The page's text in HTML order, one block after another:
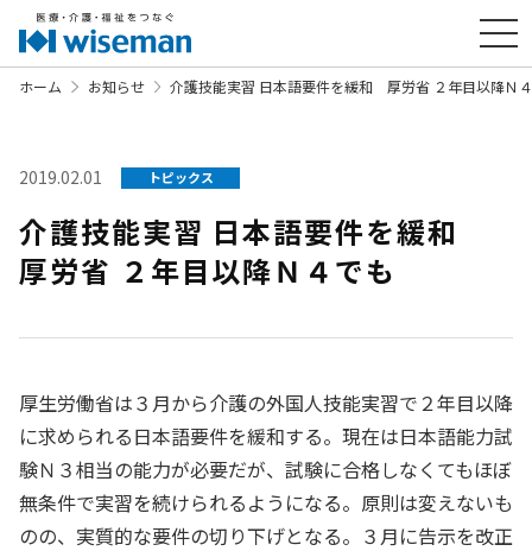
ホーム お知らせ 介護技能実習 日本語要件を緩和 厚労省 ２年目以降Ｎ
2019.02.01 トピックス
介護技能実習 日本語要件を緩和
厚労省 ２年目以降Ｎ４でも
厚生労働省は３月から介護の外国人技能実習で２年目以降
に求められる日本語要件を緩和する。現在は日本語能力試
験Ｎ３相当の能力が必要だが、試験に合格しなくてもほぼ
無条件で実習を続けられるようになる。原則は変えないも
のの、実質的な要件の切り下げとなる。３月に告示を改正